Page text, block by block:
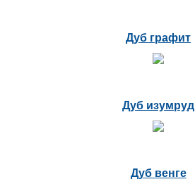
Дуб графит
Дуб изумруд
Дуб венге